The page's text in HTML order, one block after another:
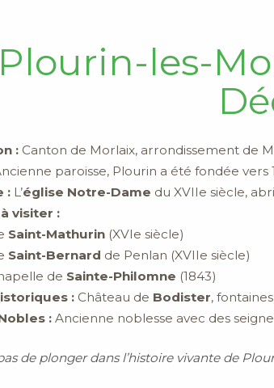
Plourin-les-
: Canton de Morlaix, arrondissement de
paroisse, Plourin a été fondée vers
: L’église Notre-Dame du XVIIe siècle,
visiter :
Saint-Mathurin(XVIe siècle)
Saint-Bernard de Penlan (XVIIe siècle)
de Sainte-Philomne (1843)
: Château de Bodister,
: Ancienne noblesse avec des
de plonger dans l’histoire vivante de